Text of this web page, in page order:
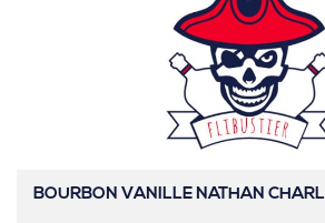
BOURBON VANILLE NATHAN